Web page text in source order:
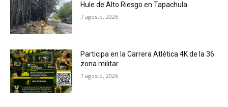
Hule de Alto Riesgo en Tapachula.
7 agosto, 2026
Participa en la Carrera Atlética 4K de la 36
zona militar.
7 agosto, 2026